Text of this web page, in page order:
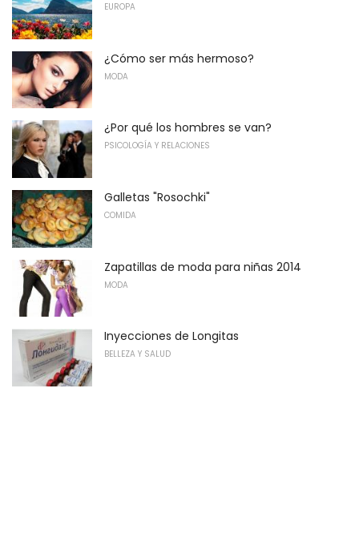
EUROPA
¿Cómo ser más hermoso?
MODA
¿Por qué los hombres se van?
PSICOLOGÍA Y RELACIONES
Galletas "Rosochki"
COMIDA
Zapatillas de moda para niñas 2014
MODA
Inyecciones de Longitas
BELLEZA Y SALUD